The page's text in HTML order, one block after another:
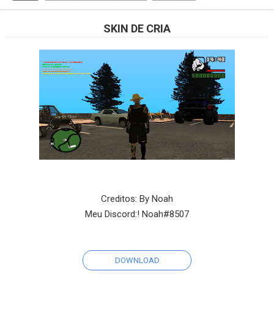
SKIN DE CRIA
Creditos: By Noah
Meu Discord:! Noah#8507
DOWNLOAD